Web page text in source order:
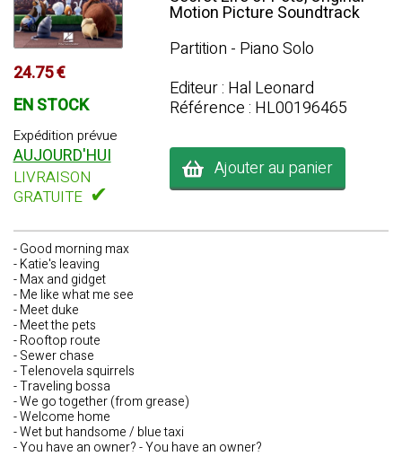
24.75 €
EN STOCK
Expédition prévue
AUJOURD'HUI
LIVRAISON
GRATUITE ✔
Motion Picture Soundtrack
Partition - Piano Solo
Editeur : Hal Leonard
Référence : HL00196465
Ajouter au panier
- Good morning max
- Katie's leaving
- Max and gidget
- Me like what me see
- Meet duke
- Meet the pets
- Rooftop route
- Sewer chase
- Telenovela squirrels
- Traveling bossa
- We go together (from grease)
- Welcome home
- Wet but handsome / blue taxi
- You have an owner? - You have an owner?